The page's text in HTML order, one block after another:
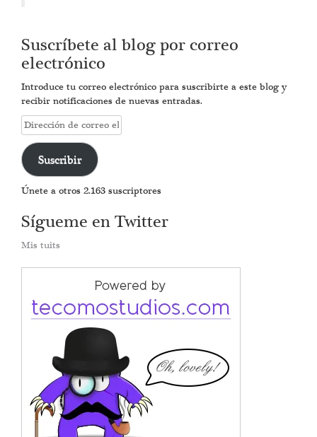
Suscríbete al blog por correo
electrónico
Introduce tu correo electrónico para suscribirte a este blog y
recibir notificaciones de nuevas entradas.
Dirección
de
correo
electrónico
Suscribir
Únete a otros 2.163 suscriptores
Sígueme en Twitter
Mis tuits